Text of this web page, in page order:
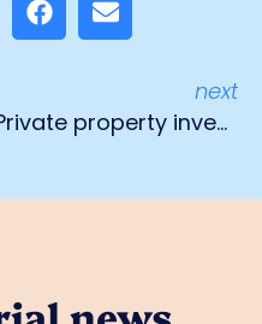
next
Private property investor: don't sell your bricks!